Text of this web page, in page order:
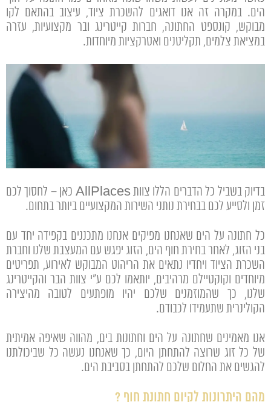
הים. במקרה זה אנו דואגים להשכרת ציוד, עיצוב בהתאם לקו
מבוקש, קונספט החתונה, חברות קייטרינג ובר מקצועיות, עזרה
במציאת צלמים, תקליטנים ואטרקציות מיוחדות.
בדיוק בשביל כל הדברים הללו צוות AllPlaces כאן – לחסוך לכם
זמן ולסייע לכם בבחירת נותני השירות המקצועיים ביותר בתחום.
כל חתונה על הים שאנחנו מפיקים אנחנו מתכננים בקפידה יחד עם
בני הזוג, לאחר בחירת חוף הים, הזוג יפגש עם המעצבת שלנו וחברת
השכרת הציוד ויחדיו נתאים את הריהוט המבוקש לאירוע, תפריטים
מיוחדים וקוקטיילם מרהיבים, יותאמו לכם ע"י צוות הבר והקייטרינג
שלנו, כך שהמוזמנים שלכם יהיו מופתעים לטובה מהיצירה
הקולינרית שתעמידו לכבודם.
אנו מאמינים שחתונה על הים וחתונות בים, מהווה שאיפה אמיתית
של כל זוג שרוצה להתחתן היום, כך שאנחנו נעשה כל שביכולתנו
להגשים את החלום שלכם להתחתן בסביבת הים.
מהם היתרונות לקיום חתונת חוף ?